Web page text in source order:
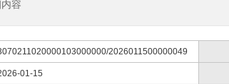
容
2026011500000049
01-15